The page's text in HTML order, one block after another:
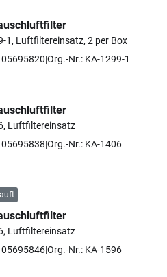
1, Luftfiltereinsatz, 2 per Box
Org.-Nr.: KA-1299-1
Luftfiltereinsatz
Org.-Nr.: KA-1406
Luftfiltereinsatz
05695846Org.-Nr.: KA-1596